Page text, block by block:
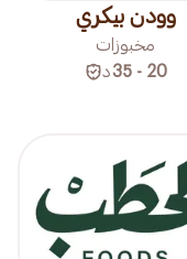
وودن بيكري
مخبوزات
20 - 35
د